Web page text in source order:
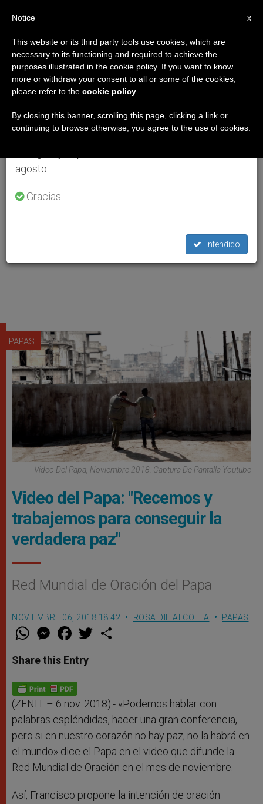
PAPAS
Video Del Papa, Noviembre 2018. Captura De Pantalla Youtube
Video del Papa: "Recemos y
trabajemos para conseguir la
verdadera paz"
Red Mundial de Oración del Papa
NOVIEMBRE 06, 2018 18:42 ROSA DIE ALCOLEA PAPAS
W
t
s
p
p
M
e
s
e
g
e
F
a
e
b
o
k
w
Share this Entry
(ZENIT – 6 nov. 2018).- «Podemos hablar con
palabras espléndidas, hacer una gran conferencia,
pero si en nuestro corazón no hay paz, no la habrá en
el mundo» dice el Papa en el video que difunde la
Red Mundial de Oración en el mes de noviembre.
Así, Francisco propone la intención de oración
×
Aviso importante
Del 27 de julio al 7 de agosto haremos la pausa
anual, aprovechando que en el periodo de verano
se generan menos informaciones y también el
agosto.
Gracias.
Entendido
x
Notice
This website or its third party tools use cookies, which are
necessary to its functioning and required to achieve the
purposes illustrated in the cookie policy. If you want to know
more or withdraw your consent to all or some of the cookies,
please refer to the cookie policy
By closing this banner, scrolling this page, clicking a link or
continuing to browse otherwise, you agree to the use of cookies.